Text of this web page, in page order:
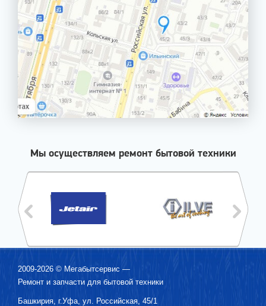
Мы осуществляем ремонт бытовой техники
2009-2026 © Мегабытсервис —
Ремонт и запчасти для бытовой техники
Башкирия, г.Уфа ул. Российская, 45/1